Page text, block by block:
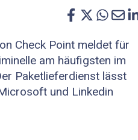
Check Point meldet für
am häufigsten im
Paketlieferdienst lässt
und Linkedin